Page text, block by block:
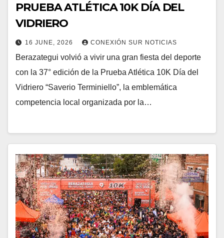
PRUEBA ATLÉTICA 10K DÍA DEL
VIDRIERO
16 JUNE, 2026 CONEXIÓN SUR NOTICIAS
Berazategui volvió a vivir una gran fiesta del deporte
con la 37° edición de la Prueba Atlética 10K Día del
Vidriero “Saverio Terminiello”, la emblemática
competencia local organizada por la…